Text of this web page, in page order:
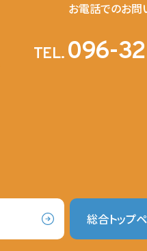
お電話でのお問
TEL. 096-
総合トップ